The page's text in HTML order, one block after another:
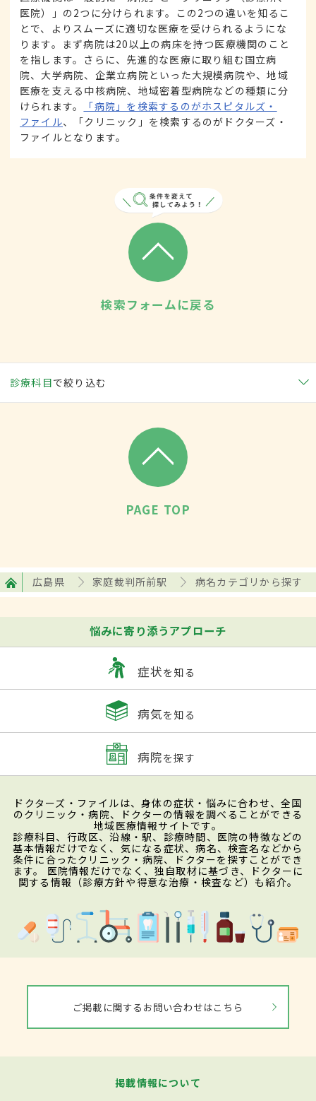
医院）」の2つに分けられます。この2つの違いを知るこ
とで、よりスムーズに適切な医療を受けられるようにな
ります。まず病院は20以上の病床を持つ医療機関のこと
を指します。さらに、先進的な医療に取り組む国立病
院、大学病院、企業立病院といった大規模病院や、地域
医療を支える中核病院、地域密着型病院などの種類に分
けられます。
「病院」を検索するのがホスピタルズ・
ファイル、「クリニック」を検索するのがドクターズ・
ファイルとなります。
検索フォームに戻る
診療科目で絞り込む
PAGE TOP
広島県 家庭裁判所前駅 病名カテゴリから探す
悩みに寄り添うアプローチ
症状を知る
病気を知る
病院を探す
ドクターズ・ファイルは、身体の症状・悩みに合わせ、全国
のクリニック・病院、ドクターの情報を調べることができる
地域医療情報サイトです。
診療科目、行政区、沿線・駅、診療時間、医院の特徴などの
基本情報だけでなく、気になる症状、病名、検査名などから
条件に合ったクリニック・病院、ドクターを探すことができ
ます。 医院情報だけでなく、独自取材に基づき、ドクターに
関する情報（診療方針や得意な治療・検査など）も紹介。
ご掲載に関するお問い合わせはこちら
掲載情報について